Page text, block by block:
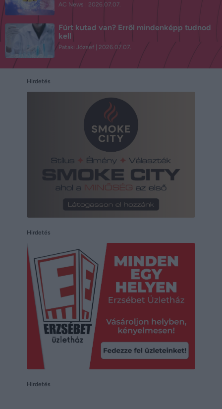
AC News 2026.07.07.
Fúrt kutad van? Erről mindenképp tudnod
kell
Pataki József 2026.07.07.
Hirdetés
Hirdetés
Hirdetés